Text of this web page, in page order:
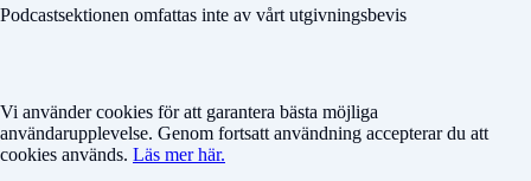
Podcastsektionen omfattas inte av vårt utgivningsbevis
Vi använder cookies för att garantera bästa möjliga
användarupplevelse. Genom fortsatt användning accepterar du att
cookies används. Läs mer här.